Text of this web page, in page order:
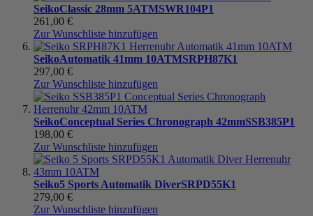
SeikoClassic 28mm 5ATMSWR104P1
261,00 €
Zur Wunschliste hinzufügen
SeikoAutomatik 41mm 10ATMSRPH87K1
297,00 €
Zur Wunschliste hinzufügen
SeikoConceptual Series Chronograph 42mmSSB385P1
198,00 €
Zur Wunschliste hinzufügen
Seiko5 Sports Automatik DiverSRPD55K1
279,00 €
Zur Wunschliste hinzufügen